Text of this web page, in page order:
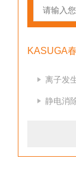
KASUGA
离子发
静电消